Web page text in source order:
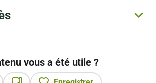
vous a été utile ?